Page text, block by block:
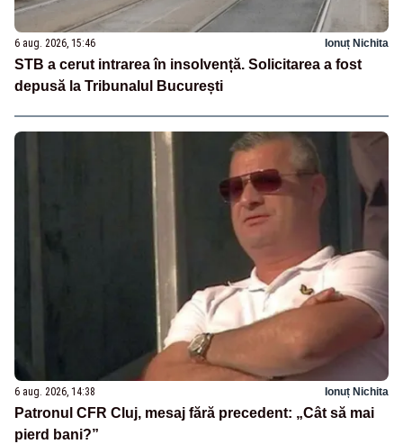
6 aug. 2026, 15:46 Ionuț Nichita
STB a cerut intrarea în insolvență. Solicitarea a fost
depusă la Tribunalul București
6 aug. 2026, 14:38 Ionuț Nichita
Patronul CFR Cluj, mesaj fără precedent: „Cât să mai
pierd bani?”